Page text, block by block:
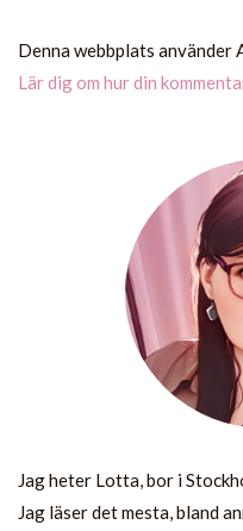
Denna webbplats använder
Lär dig om hur din
Jag heter Lotta, bor i
Jag läser det mesta, bland